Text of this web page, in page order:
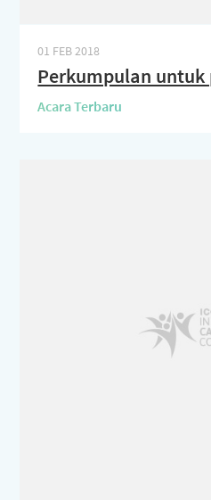
01 FEB 2018
Perkumpulan untuk
Acara Terbaru